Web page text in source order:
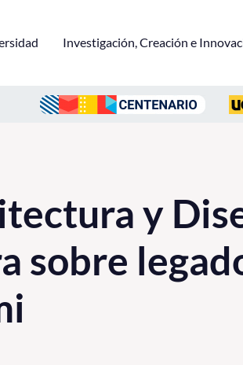
Investigación, Creación e
y
sobre